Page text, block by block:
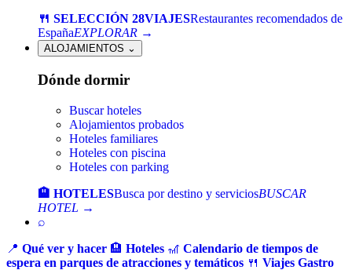
🍴 SELECCIÓN 28VIAJESRestaurantes recomendados de
EspañaEXPLORAR →
ALOJAMIENTOS ⌄
Dónde dormir
Buscar hoteles
Alojamientos probados
Hoteles familiares
Hoteles con piscina
Hoteles con parking
🏨 HOTELESBusca por destino y serviciosBUSCAR
HOTEL →
⌕
📍 Qué ver y hacer 🏨 Hoteles 🎢 Calendario de tiempos de
espera en parques de atracciones y temáticos 🍴 Viajes Gastro